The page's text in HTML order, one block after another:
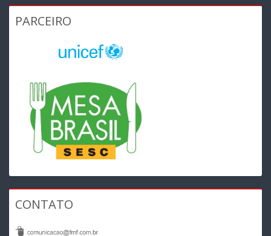
PARCEIRO
CONTATO